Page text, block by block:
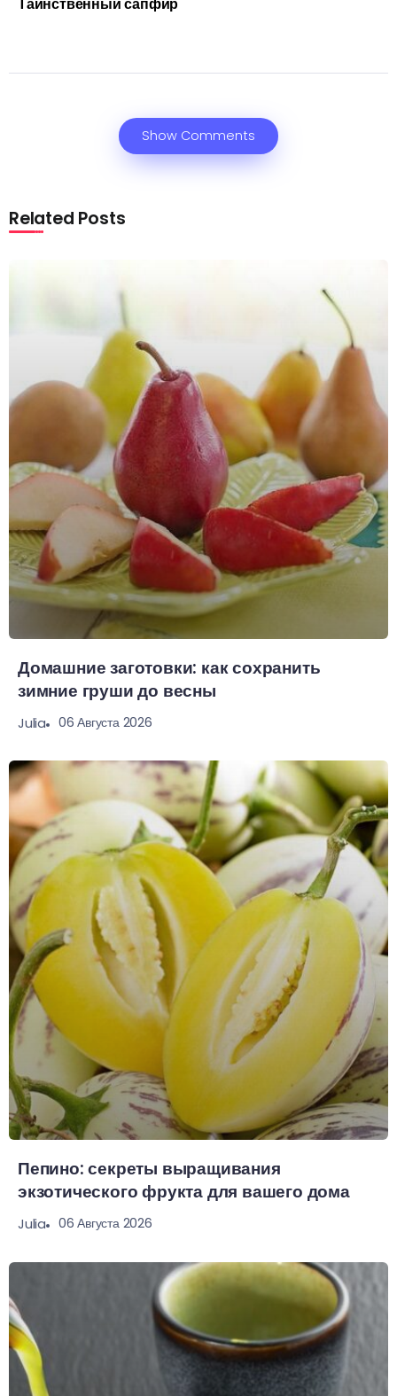
Show Comments
Related Posts
Домашние заготовки: как сохранить
зимние груши до весны
Julia 06 Августа 2026
Пепино: секреты выращивания
экзотического фрукта для вашего дома
Julia 06 Августа 2026